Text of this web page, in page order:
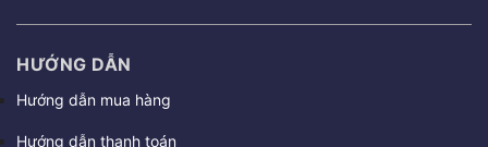
HƯỚNG DẪN
Hướng dẫn mua hàng
Hướng dẫn thanh toán